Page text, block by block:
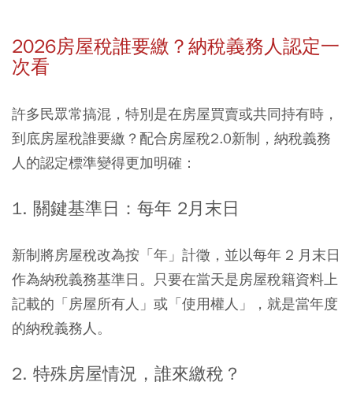
2026房屋稅誰要繳？納稅義務人認定一
次看
許多民眾常搞混，特別是在房屋買賣或共同持有時，
到底房屋稅誰要繳？配合房屋稅2.0新制，納稅義務
人的認定標準變得更加明確：
1. 關鍵基準日：每年 2月末日
新制將房屋稅改為按「年」計徵，並以每年 2 月末日
作為納稅義務基準日。只要在當天是房屋稅籍資料上
記載的「房屋所有人」或「使用權人」，就是當年度
的納稅義務人。
2. 特殊房屋情況，誰來繳稅？